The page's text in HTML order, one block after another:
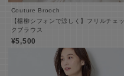
Couture Brooch
【楊柳シフォンで涼しく】フリルチェッ
クブラウス
¥5,500